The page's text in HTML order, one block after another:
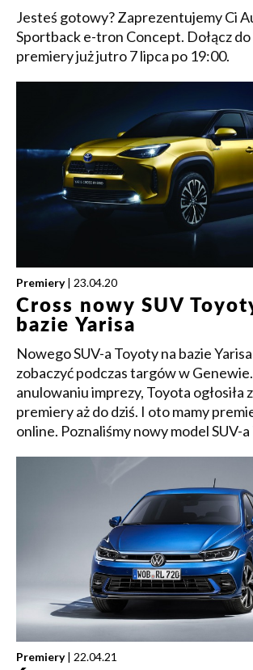
Jesteś gotowy? Zaprezentujemy Ci
Sportback e-tron Concept. Dołącz
premiery już jutro 7 lipca po 19:00.
Premiery | 23.04.20
Cross nowy SUV
bazie Yarisa
Nowego SUV-a Toyoty na bazie
zobaczyć podczas targów w
anulowaniu imprezy, Toyota ogłosiła
premiery aż do dziś. I oto mamy
online. Poznaliśmy nowy model SUV-
Premiery | 22.04.21